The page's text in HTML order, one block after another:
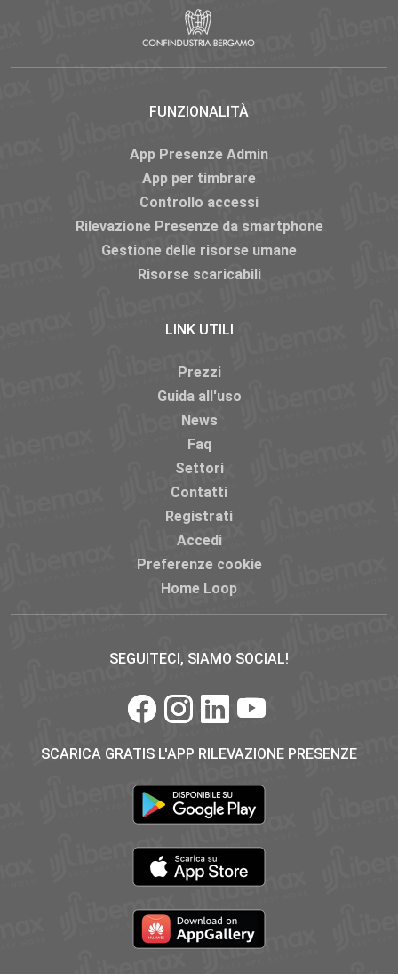
FUNZIONALITÀ
App Presenze Admin
App per timbrare
Controllo accessi
Rilevazione Presenze da smartphone
Gestione delle risorse umane
Risorse scaricabili
LINK UTILI
Prezzi
Guida all'uso
News
Faq
Settori
Contatti
Registrati
Accedi
Preferenze cookie
Home Loop
SEGUITECI, SIAMO SOCIAL!
SCARICA GRATIS L'APP RILEVAZIONE PRESENZE